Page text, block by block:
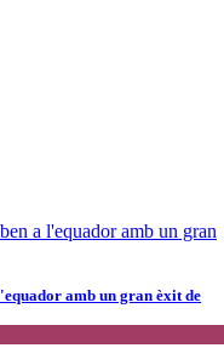
amb un gran èxit de